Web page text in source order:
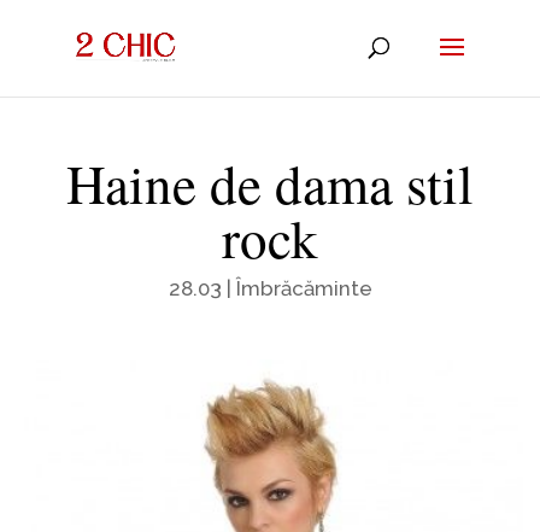
Haine de dama stil
rock
28.03 Îmbrăcăminte